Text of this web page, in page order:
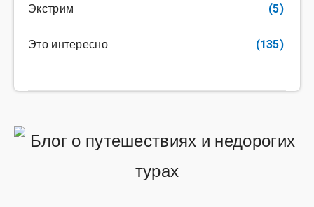
Экстрим (5)
Это интересно (135)